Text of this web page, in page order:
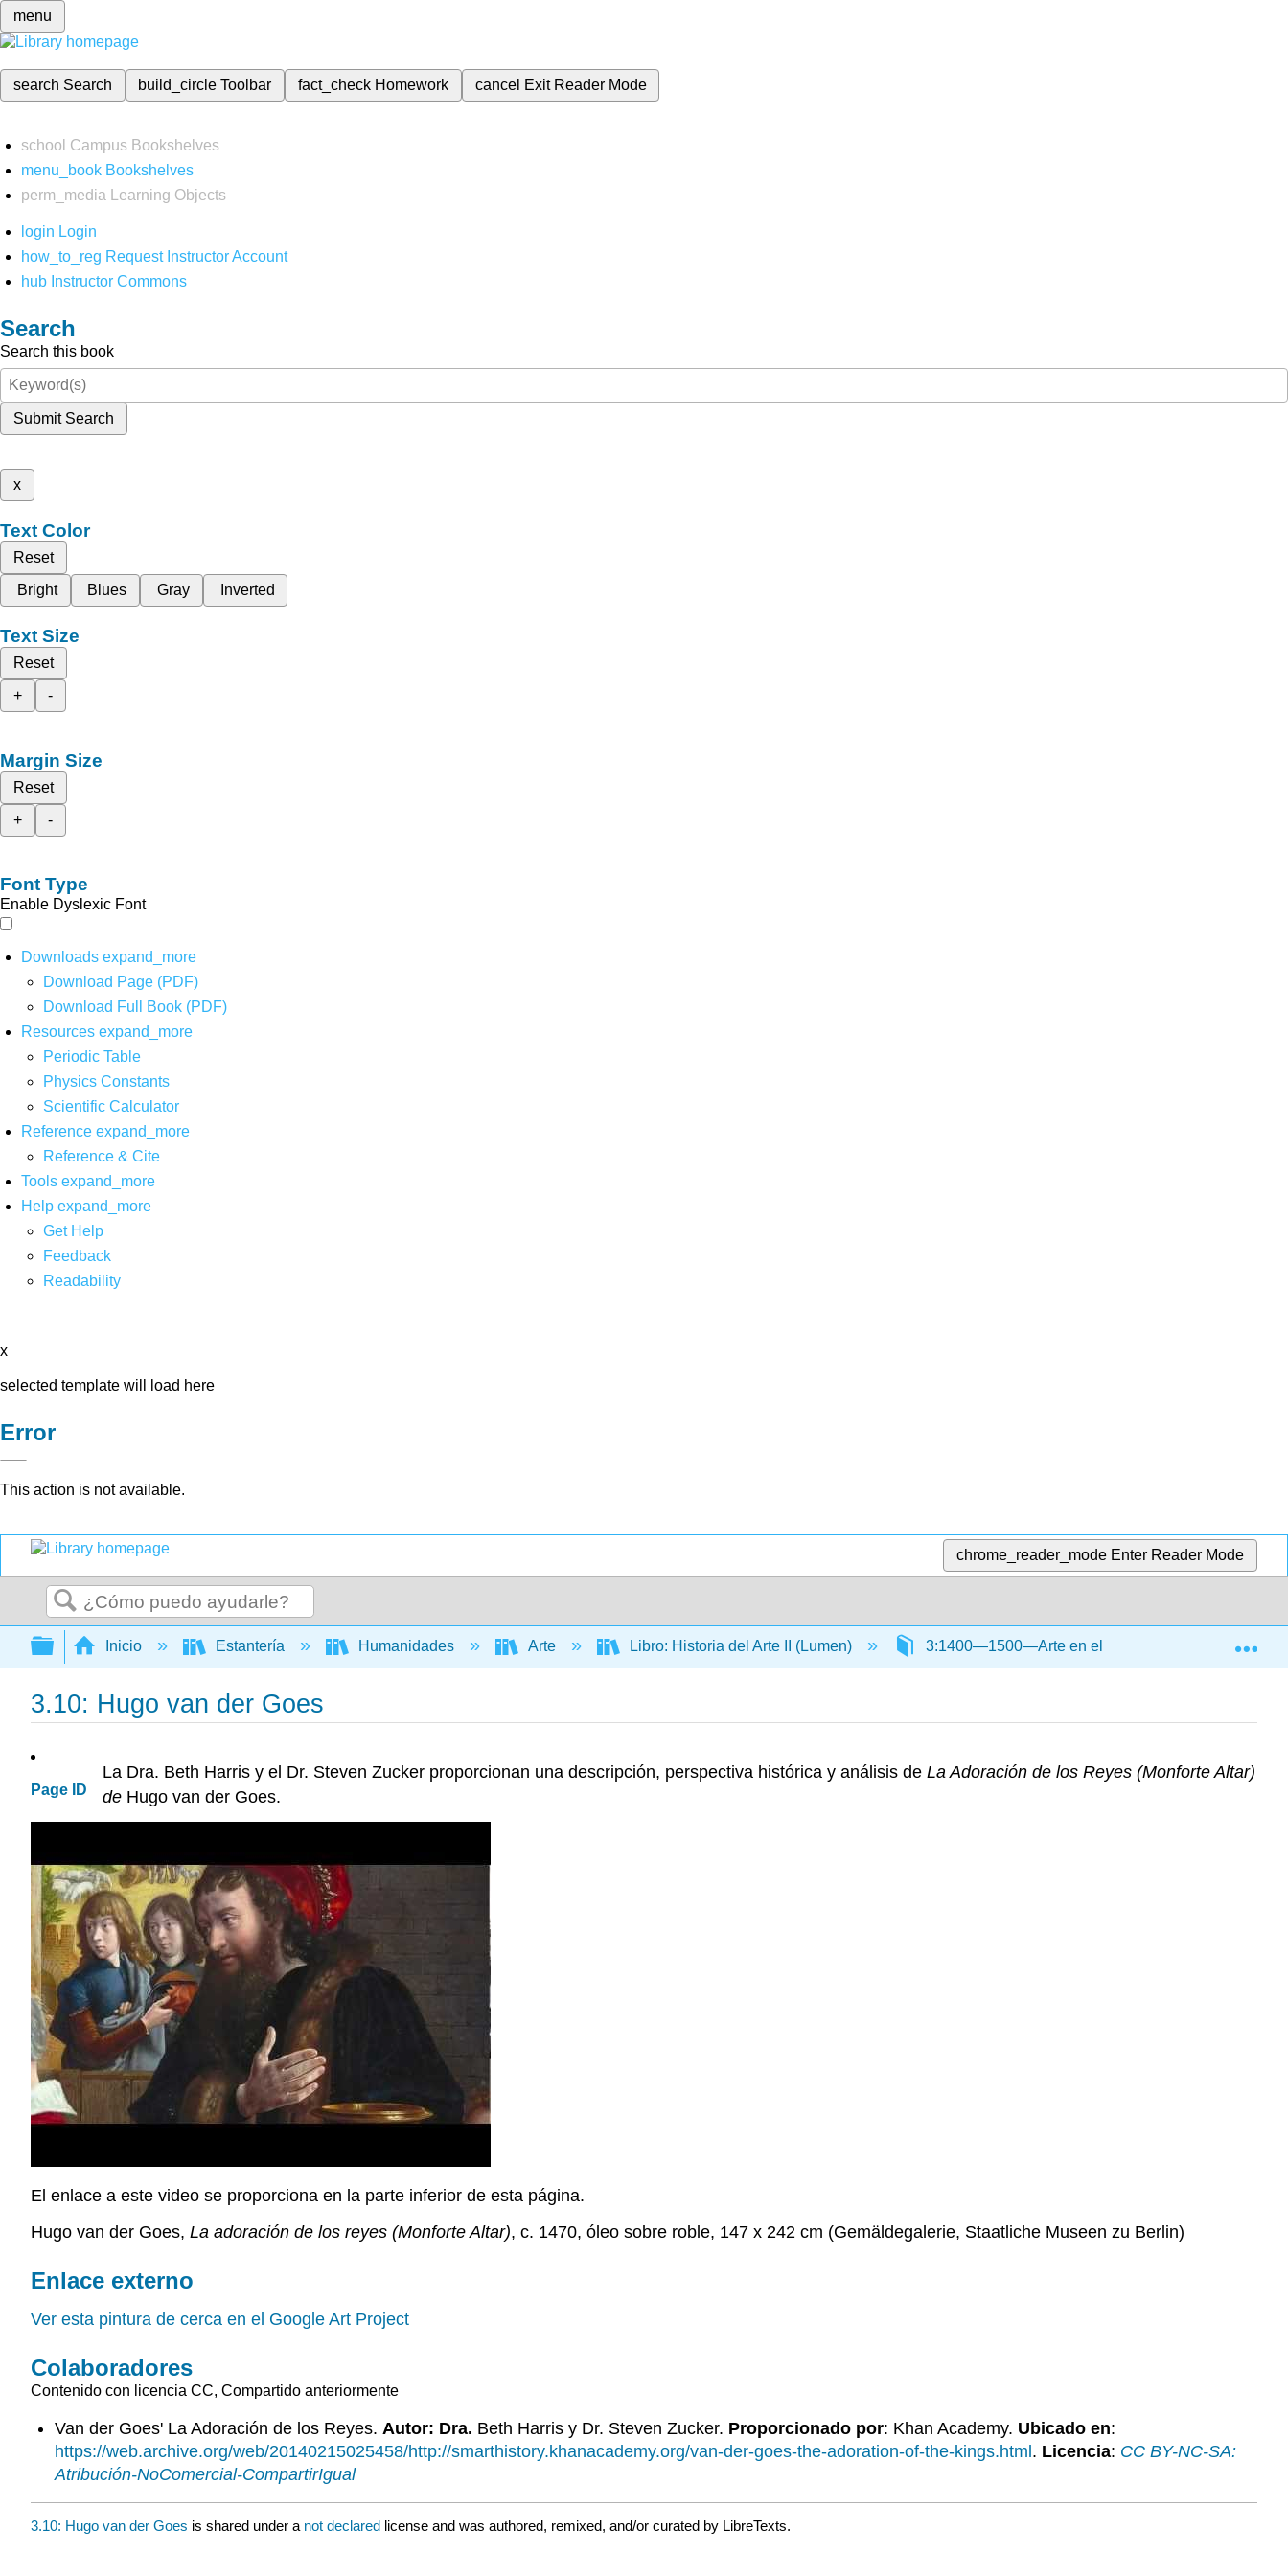
menu
search Search build_circleToolbar fact_check Homework cancel Exit Reader Mode
school Campus Bookshelves
menu_book Bookshelves
perm_media
Learning Objects
login Login
how_to_reg Request Instructor Account
hub Instructor Commons
Search
Search this book
Submit Search
x
Text Color
Reset
Bright
Blues Gray Inverted
Text Size
Reset
+
-
Margin Size
Reset
+
-
Font Type
Enable Dyslexic Font
Downloads expand_more
Download Page (PDF)
Download Full Book (PDF)
Resources expand_more
Periodic Table
Physics Constants
Scientific Calculator
Reference expand_more
Reference & Cite
Tools expand_more
Help expand_more
Get Help
Feedback
Readability
x
selected template will load here
Error
This action is not available.
chrome_reader_mode Enter Reader Mode
Buscar
Expandir/contraer jerarquía global
Inicio Estantería Humanidades Arte Libro: Historia del Arte II (Lumen) 3:1400—1500—Arte en el norte de Europa
3.10: Hugo van der Goes
Page ID
La Dra. Beth Harris y el Dr. Steven Zucker proporcionan una descripción, perspectiva histórica y análisis de La Adoración de los Reyes (Monforte Altar)
de Hugo van der Goes.
El enlace a este video se proporciona en la parte inferior de esta página.
Hugo van der Goes, La adoración de los reyes (Monforte Altar), c. 1470, óleo sobre roble, 147 x 242 cm (Gemäldegalerie, Staatliche Museen zu Berlin)
Enlace externo
Ver esta pintura de cerca en el Google Art Project
Colaboradores
Contenido con licencia CC, Compartido anteriormente
Van der Goes' La Adoración de los Reyes. Autor: Dra. Beth Harris y Dr. Steven Zucker. Proporcionado por: Khan Academy. Ubicado en:
https://web.archive.org/web/20140215025458/http://smarthistory.khanacademy.org/van-der-goes-the-adoration-of-the-kings.html. Licencia: CC BY-NC-SA:
Atribución-NoComercial-CompartirIgual
3.10: Hugo van der Goes is shared under a not declared license and was authored, remixed, and/or curated by LibreTexts.